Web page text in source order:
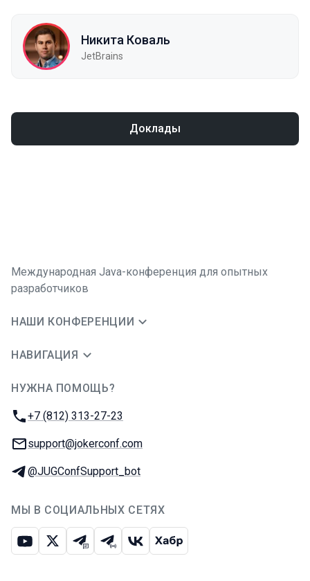
Никита Коваль
JetBrains
Доклады
Международная Java-конференция для опытных
разработчиков
НАШИ КОНФЕРЕНЦИИ
НАВИГАЦИЯ
НУЖНА ПОМОЩЬ?
Телефон:
+7 (812) 313-27-23
E-mail:
support@jokerconf.com
Телеграм:
@JUGConfSupport_bot
МЫ В СОЦИАЛЬНЫХ СЕТЯХ
ЮтубИкс Телеграм-чат
Телеграм-канал
ВКонтакте
Хабр